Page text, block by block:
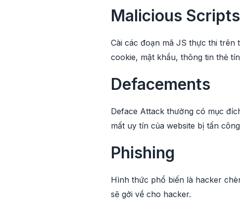
Malicious Scripts
Cài các đoạn mã JS thực thi trên
cookie, mật khẩu, thông tin thẻ
Defacements
Deface Attack thường có mục
mất uy tín của website bị tấn
Phishing
Hình thức phổ biến là hacker
sẽ gởi về cho hacker.